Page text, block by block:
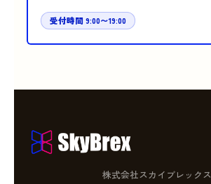
受付時間 9:00〜19:00
株式会社スカイブレックス